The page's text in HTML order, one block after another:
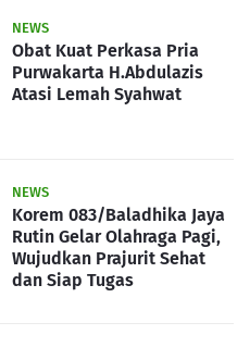
NEWS
Obat Kuat Perkasa Pria
Purwakarta H.Abdulazis
Atasi Lemah Syahwat
NEWS
Korem 083/Baladhika Jaya
Rutin Gelar Olahraga Pagi,
Wujudkan Prajurit Sehat
dan Siap Tugas